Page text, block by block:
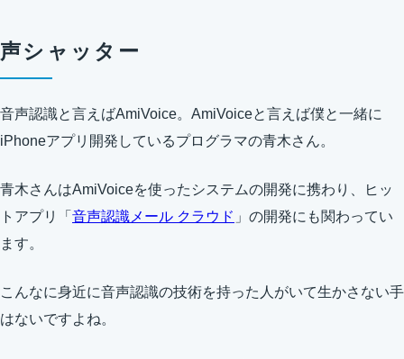
声シャッター
音声認識と言えばAmiVoice。AmiVoiceと言えば僕と一緒に
iPhoneアプリ開発しているプログラマの青木さん。
青木さんはAmiVoiceを使ったシステムの開発に携わり、ヒッ
トアプリ「 音声認識メール クラウド 」の開発にも関わってい
ます。
こんなに身近に音声認識の技術を持った人がいて生かさない手
はないですよね。